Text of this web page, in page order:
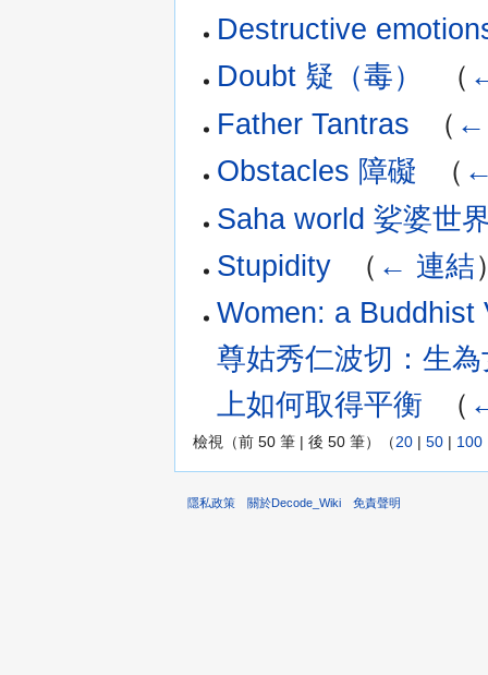
Destructive
Doubt 疑（毒）
（
Father Tantras
（ ←
Obstacles 障礙
（
Saha world 娑婆世
Stupidity
（ ← 連結
Women: a
尊姑秀仁波切：生
上如何取得平衡
（
檢視（前 50 筆 | 後 50 筆）（20 | 50 | 100
隱私政策 關於Decode_Wiki 免責聲明